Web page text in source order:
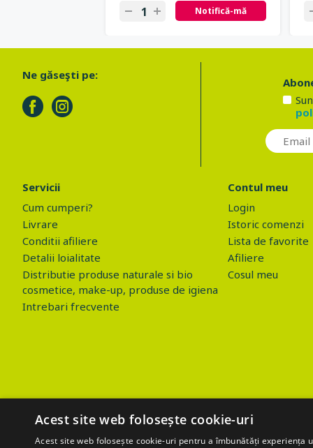
Notifică-mă
Ne găseşti pe:
Servicii
Cum cumperi?
Livrare
Conditii afiliere
Detalii loialitate
Distributie produse naturale si bio
cosmetice, make-up, produse de igiena
Intrebari frecvente
Contul meu
Login
Istoric comenzi
Lista de favorite
Afiliere
Cosul meu
Acest site web folosește cookie-uri
Acest site web folosește cookie-uri pentru a îmbunătăți